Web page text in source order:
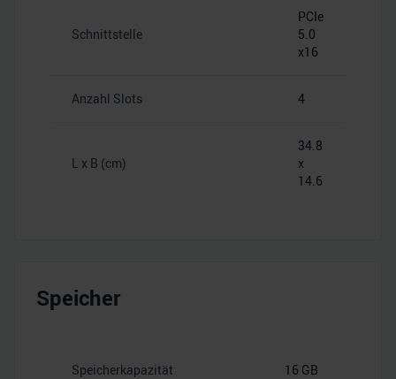
Schnittstelle
PCIe
5.0
x16
Anzahl Slots 4
L x B (cm)
34.8
x
14.6
Speicher
Speicherkapazität 16 GB